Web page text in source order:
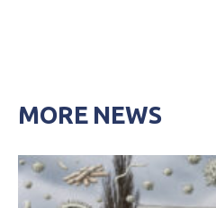
MORE NEWS